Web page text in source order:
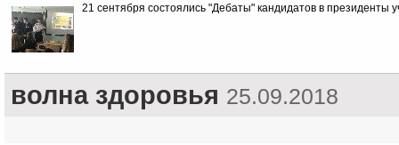
21 сентября состоялись "Дебаты" кандидатов в президенты
волна здоровья 25.09.2018